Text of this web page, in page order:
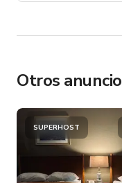
Otros
SUPERHOST